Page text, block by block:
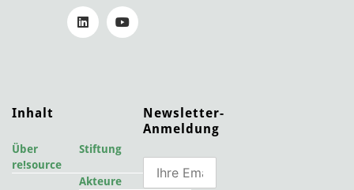
Inhalt
Über
re!source
Stiftung
Akteure
Newsletter-
Anmeldung